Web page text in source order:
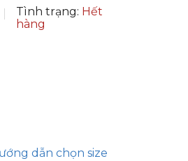
Tình trạng: Hết
hàng
dẫn chọn size